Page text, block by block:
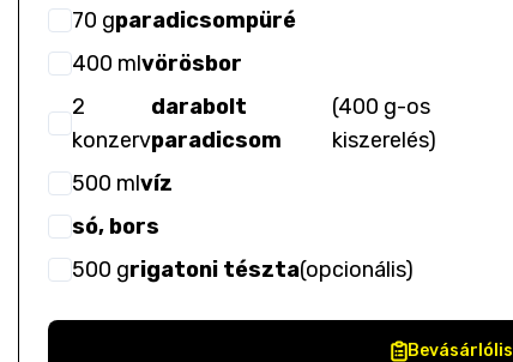
70 gparadicsompüré
400 mlvörösbor
2
konzerv
darabolt
paradicsom
(400 g-os
kiszerelés)
500 mlvíz
só, bors
500 grigatoni tészta(opcionális)